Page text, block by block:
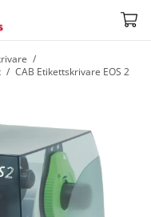
/
/ CAB Etikettskrivare EOS 2